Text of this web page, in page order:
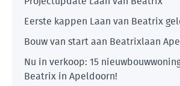
Eerste kappen Laan van Beatrix
Bouw van start aan Beatrixlaan
Nu in verkoop: 15
Beatrix in Apeldoorn!